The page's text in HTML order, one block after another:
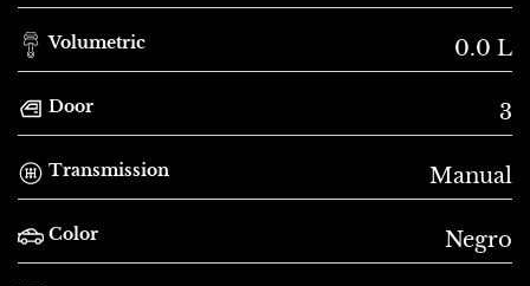
Volumetric 0.0 L
Door 3
Transmission Manual
Color Negro